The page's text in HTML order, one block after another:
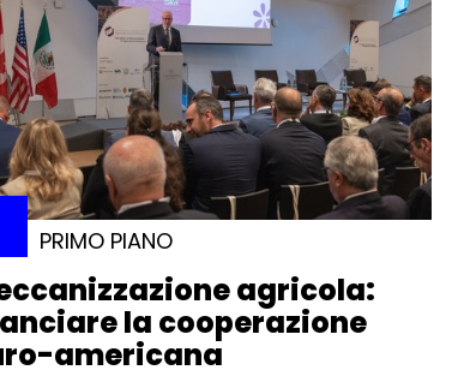
PRIMO PIANO
agricola:
la cooperazione
americana